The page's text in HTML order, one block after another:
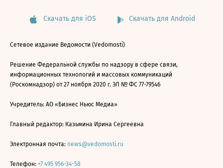
Скачать для iOS Скачать для Android
Сетевое издание Ведомости (Vedomosti)
Решение Федеральной службы по надзору в сфере связи,
информационных технологий и массовых коммуникаций
(Роскомнадзор) от 27 ноября 2020 г. ЭЛ № ФС 77-79546
Учредитель: АО «Бизнес Ньюс Медиа»
Главный редактор: Казьмина Ирина Сергеевна
Электронная почта: news@vedomosti.ru
Телефон: +7 495 956-34-58